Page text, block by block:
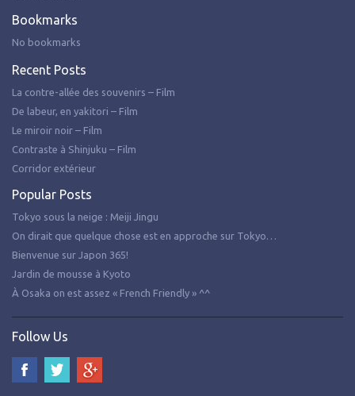
Bookmarks
No bookmarks
Recent Posts
La contre-allée des souvenirs – Film
De labeur, en yakitori – Film
Le miroir noir – Film
Contraste à Shinjuku – Film
Corridor extérieur
Popular Posts
Tokyo sous la neige : Meiji Jingu
On dirait que quelque chose est en approche sur Tokyo…
Bienvenue sur Japon 365!
Jardin de mousse à Kyoto
À Osaka on est assez « French Friendly » ^^
Follow Us